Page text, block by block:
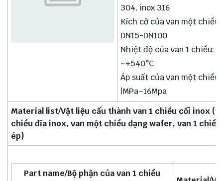
304, inox 316
Kích cỡ của van một chiều:
DN15-DN100
Nhiệt độ của van 1 chiều: -
~+540°C
Áp suất của van một chiều:
lMPa~16Mpa
Material list/Vật liệu cấu thành van 1 chiều cối inox
chiều đĩa inox, van một chiều dạng wafer, van 1 chiều
ép)
Part name/Bộ phận của van 1 chiều